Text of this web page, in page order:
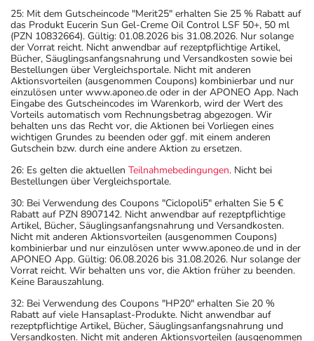
25: Mit dem Gutscheincode "Merit25" erhalten Sie 25 % Rabatt auf
das Produkt Eucerin Sun Gel-Creme Oil Control LSF 50+, 50 ml
(PZN 10832664). Gültig: 01.08.2026 bis 31.08.2026. Nur solange
der Vorrat reicht. Nicht anwendbar auf rezeptpflichtige Artikel,
Bücher, Säuglingsanfangsnahrung und Versandkosten sowie bei
Bestellungen über Vergleichsportale. Nicht mit anderen
Aktionsvorteilen (ausgenommen Coupons) kombinierbar und nur
einzulösen unter www.aponeo.de oder in der APONEO App. Nach
Eingabe des Gutscheincodes im Warenkorb, wird der Wert des
Vorteils automatisch vom Rechnungsbetrag abgezogen. Wir
behalten uns das Recht vor, die Aktionen bei Vorliegen eines
wichtigen Grundes zu beenden oder ggf. mit einem anderen
Gutschein bzw. durch eine andere Aktion zu ersetzen.
26: Es gelten die aktuellen Teilnahmebedingungen. Nicht bei
Bestellungen über Vergleichsportale.
30: Bei Verwendung des Coupons "Ciclopoli5" erhalten Sie 5 €
Rabatt auf PZN 8907142. Nicht anwendbar auf rezeptpflichtige
Artikel, Bücher, Säuglingsanfangsnahrung und Versandkosten.
Nicht mit anderen Aktionsvorteilen (ausgenommen Coupons)
kombinierbar und nur einzulösen unter www.aponeo.de und in der
APONEO App. Gültig: 06.08.2026 bis 31.08.2026. Nur solange der
Vorrat reicht. Wir behalten uns vor, die Aktion früher zu beenden.
Keine Barauszahlung.
32: Bei Verwendung des Coupons "HP20" erhalten Sie 20 %
Rabatt auf viele Hansaplast-Produkte. Nicht anwendbar auf
rezeptpflichtige Artikel, Bücher, Säuglingsanfangsnahrung und
Versandkosten. Nicht mit anderen Aktionsvorteilen (ausgenommen